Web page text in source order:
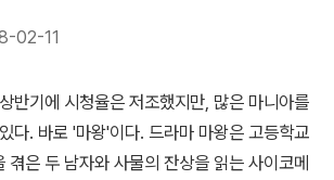
02-11
기에 시청율은 저조했지만, 많은 마니아를
다. 바로 '마왕'이다. 드라마 마왕은 고등학교
겪은 두 남자와 사물의 잔상을 읽는 사이코메